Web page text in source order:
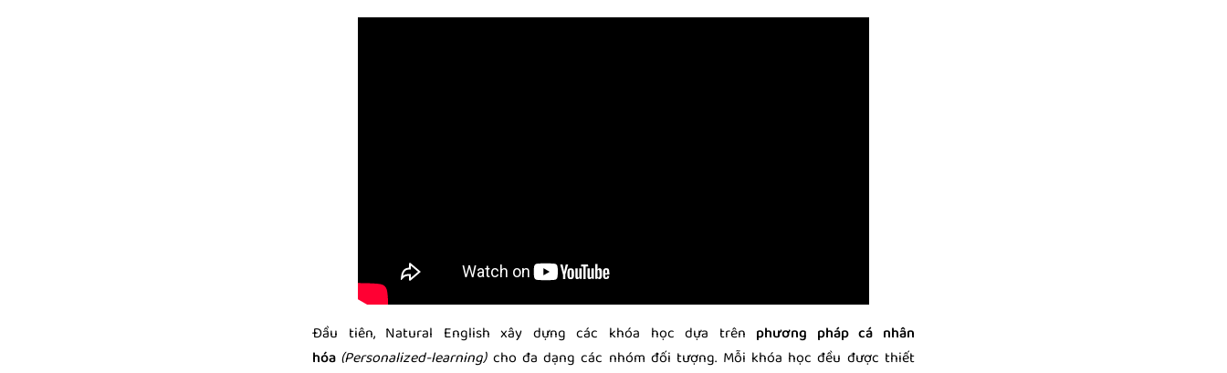
Đầu tiên, Natural English xây dựng các khóa học dựa trên phương pháp cá nhân
hóa (Personalized-learning) cho đa dạng các nhóm đối tượng. Mỗi khóa học đều được thiết